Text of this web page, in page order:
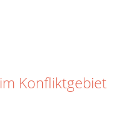
Konfliktgebiet